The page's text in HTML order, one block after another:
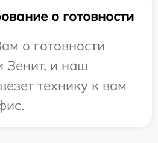
о готовности
о готовности
Зенит, и наш
технику к вам